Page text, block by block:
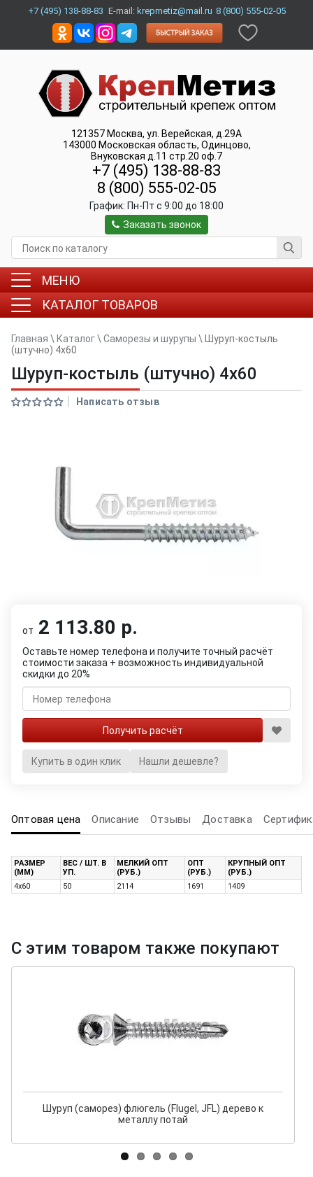
+7 (495) 138-88-83 E-mail: krepmetiz@mail.ru 8 (800) 555-02-05
121357 Москва, ул. Верейская, д.29А
143000 Московская область, Одинцово,
Внуковская д.11 стр.20 оф.7
+7 (495) 138-88-83
8 (800) 555-02-05
График: Пн-Пт c 9:00 до 18:00
Заказать звонок
МЕНЮ
КАТАЛОГ ТОВАРОВ
Главная \ Каталог\ Саморезы и шурупы \
Шуруп-костыль
(штучно) 4х60
Шуруп-костыль (штучно) 4х60
Написать отзыв
от 2 113.80 р.
Оставьте номер телефона и получите точный расчёт
стоимости заказа + возможность индивидуальной
скидки до 20%
Купить в один клик Нашли дешевле?
Оптовая цена Описание Отзывы Доставка
РАЗМЕР
(ММ)
ВЕС / ШТ. В
УП.
МЕЛКИЙ ОПТ
(РУБ.)
ОПТ
(РУБ.)
КРУПНЫЙ ОПТ
(РУБ.)
4х60
50 2114 1691 1409
С этим товаром также покупают
Шуруп (саморез) флюгель (Flugel, JFL) дерево к
металлу потай